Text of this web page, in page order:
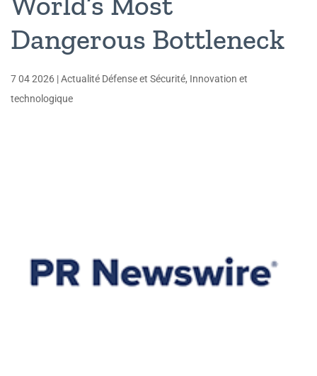
Dangerous Bottleneck
7 04 2026 |Actualité Défense et Sécurité, Innovation et
technologique